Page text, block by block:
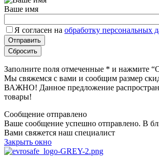
Ваше имя
Я согласен на обработку персональных
Заполните поля отмеченные * и нажмите
Мы свяжемся с вами и сообщим размер
ВАЖНО! Данное предложение
товары!
Сообщение отправлено
Ваше сообщение успешно отправлено. В
Вами свяжется наш специалист
Закрыть окно